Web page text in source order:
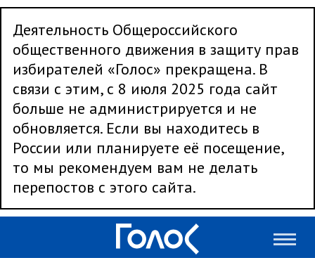
Деятельность Общероссийского
общественного движения в защиту прав
избирателей «Голос» прекращена. В
связи с этим, с 8 июля 2025 года сайт
больше не администрируется и не
обновляется. Если вы находитесь в
России или планируете её посещение,
то мы рекомендуем вам не делать
перепостов с этого сайта.